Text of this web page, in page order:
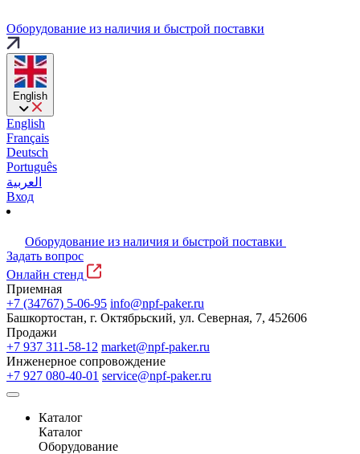
Оборудование из наличия и быстрой поставки
English
English
Français
Deutsch
Português
العربية
Вход
Оборудование из наличия и быстрой поставки
Задать вопрос
Онлайн стенд
Приемная
+7 (34767) 5-06-95 info@npf-paker.ru
Башкортостан, г. Октябрьский, ул. Северная, 7, 452606
Продажи
+7 937 311-58-12 market@npf-paker.ru
Инженерное сопровождение
+7 927 080-40-01 service@npf-paker.ru
Каталог
Каталог
Оборудование